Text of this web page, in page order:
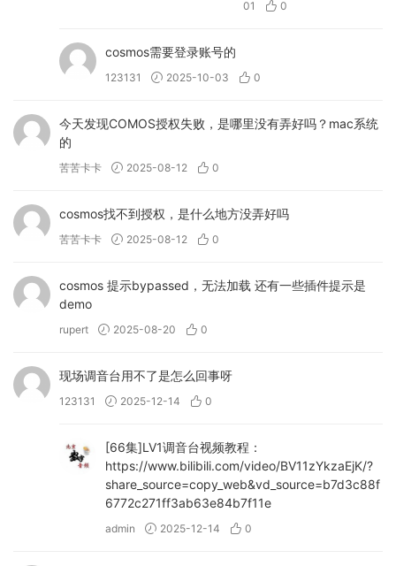
– 更新：[eMotion LV1 Classic]
(https://www.waves.com/hardware/emotion
(https://www.waves.com/mixers-
racks/emotion-lv1) 软件 (v16.5.267.371)
– 修复：混音器窗口中辅助发送指示错误的问
更新 LV1 Classic 服务器固件和 BIOS，以防止
连接错误和服务器断开连接。
– Waves Central v16.5.5 现已发布，更新内容
如下：
和 NVDA 应用的中央导航错误。
– 修复：LV1 Classic 系统上安装卡住的问题。
– 提升激活/取消激活流程的性能。
– 其他多项修复和改进。
01
0
cosmos需要登录账号的
123131 2025-10-03 0
今天发现COMOS授权失败，是哪里没有弄好吗？mac系统
的
苦苦卡卡 2025-08-12 0
cosmos找不到授权，是什么地方没弄好吗
苦苦卡卡 2025-08-12 0
cosmos 提示bypassed，无法加载 还有一些插件提示是
demo
rupert 2025-08-20 0
现场调音台用不了是怎么回事呀
123131 2025-12-14 0
[66集]LV1调音台视频教程：
https://www.bilibili.com/video/BV11zYkzaEjK/?
share_source=copy_web&vd_source=b7d3c88f
6772c271ff3ab63e84b7f11e
admin 2025-12-14 0